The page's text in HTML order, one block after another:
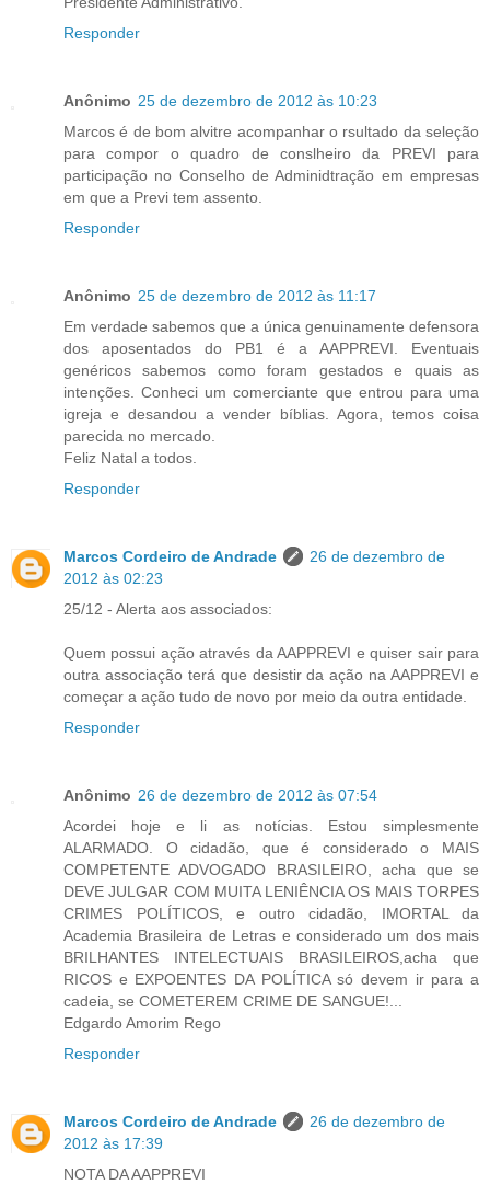
Responder
Anônimo 25 de dezembro de 2012 às 10:23
Marcos é de bom alvitre acompanhar o rsultado da seleção
para compor o quadro de conslheiro da PREVI para
participação no Conselho de Adminidtração em empresas
em que a Previ tem assento.
Responder
Anônimo 25 de dezembro de 2012 às 11:17
Em verdade sabemos que a única genuinamente defensora
dos aposentados do PB1 é a AAPPREVI. Eventuais
genéricos sabemos como foram gestados e quais as
intenções. Conheci um comerciante que entrou para uma
igreja e desandou a vender bíblias. Agora, temos coisa
parecida no mercado.
Feliz Natal a todos.
Responder
Marcos Cordeiro de Andrade
26 de dezembro de
2012 às 02:23
25/12 - Alerta aos associados:
Quem possui ação através da AAPPREVI e quiser sair para
outra associação terá que desistir da ação na AAPPREVI e
começar a ação tudo de novo por meio da outra entidade.
Responder
Anônimo 26 de dezembro de 2012 às 07:54
Acordei hoje e li as notícias. Estou simplesmente
ALARMADO. O cidadão, que é considerado o MAIS
COMPETENTE ADVOGADO BRASILEIRO, acha que se
DEVE JULGAR COM MUITA LENIÊNCIA OS MAIS TORPES
CRIMES POLÍTICOS, e outro cidadão, IMORTAL da
Academia Brasileira de Letras e considerado um dos mais
BRILHANTES INTELECTUAIS BRASILEIROS,acha que
RICOS e EXPOENTES DA POLÍTICA só devem ir para a
cadeia, se COMETEREM CRIME DE SANGUE!...
Edgardo Amorim Rego
Responder
Marcos Cordeiro de Andrade
26 de dezembro de
2012 às 17:39
NOTA DA AAPPREVI